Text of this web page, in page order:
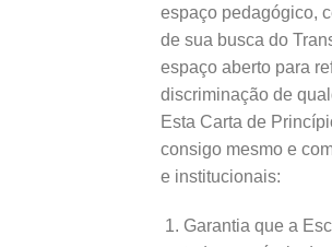
espaço pedagógico,
de sua busca do
espaço aberto para
discriminação de
Esta Carta de
consigo mesmo e
e institucionais:
Garantia que a